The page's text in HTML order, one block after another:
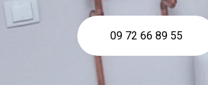
09 72 66 89 55